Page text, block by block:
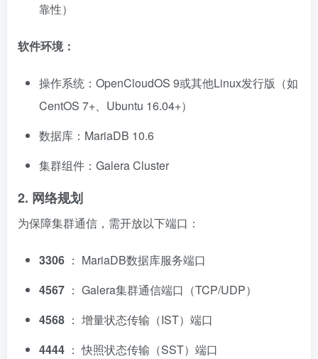
靠性）
软件环境：
操作系统：OpenCloudOS 9或其他Linux发行版（如
CentOS 7+、Ubuntu 16.04+）
数据库：MariaDB 10.6
集群组件：Galera Cluster
2. 网络规划
为保障集群通信，需开放以下端口：
3306 ： MariaDB数据库服务端口
4567 ： Galera集群通信端口（TCP/UDP）
4568 ： 增量状态传输（IST）端口
4444 ： 快照状态传输（SST）端口